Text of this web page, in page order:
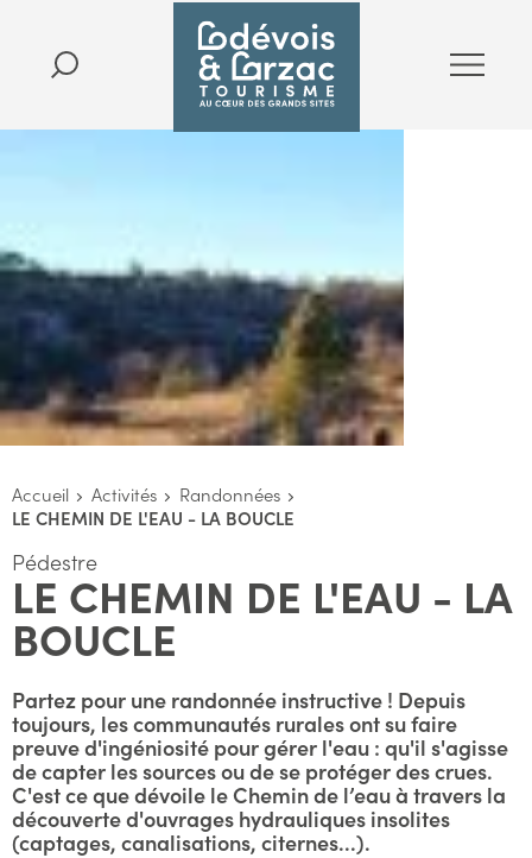
Accueil Activités
Randonnées
LE CHEMIN DE L'EAU - LA BOUCLE
Pédestre
LE CHEMIN DE L'EAU - LA
BOUCLE
Partez pour une randonnée instructive ! Depuis
toujours, les communautés rurales ont su faire
preuve d'ingéniosité pour gérer l'eau : qu'il s'agisse
de capter les sources ou de se protéger des crues.
C'est ce que dévoile le Chemin de l’eau à travers la
découverte d'ouvrages hydrauliques insolites
(captages, canalisations, citernes...).